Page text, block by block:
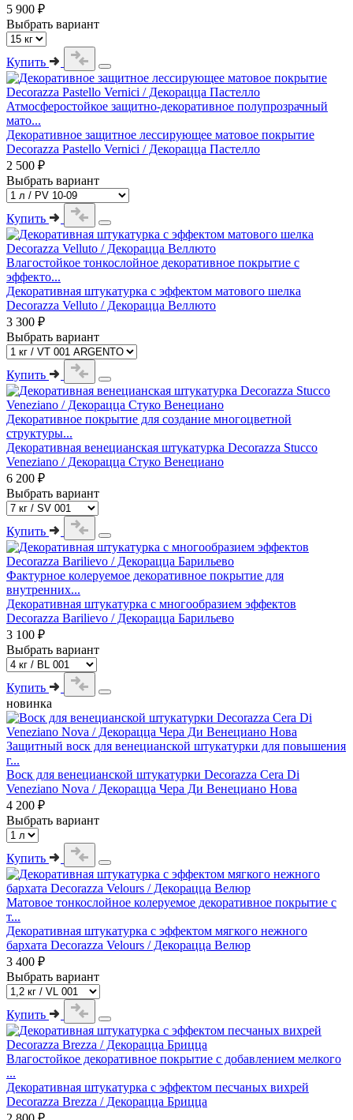
5 900 ₽
Выбрать вариант
Купить
Атмосферостойкое защитно-декоративное полупрозрачный
мато...
Декоративное защитное лессирующее матовое покрытие
Decorazza Pastello Vernici / Декорацца Пастелло
2 500 ₽
Выбрать вариант
Купить
Влагостойкое тонкослойное декоративное покрытие с
эффекто...
Декоративная штукатурка с эффектом матового шелка
Decorazza Velluto / Декорацца Веллюто
3 300 ₽
Выбрать вариант
Купить
Декоративное покрытие для создание многоцветной
структуры...
Декоративная венецианская штукатурка Decorazza Stucco
Veneziano / Декорацца Стуко Венециано
6 200 ₽
Выбрать вариант
Купить
Фактурное колеруемое декоративное покрытие для
внутренних...
Декоративная штукатурка с многообразием эффектов
Decorazza Barilievo / Декорацца Барильево
3 100 ₽
Выбрать вариант
Купить
новинка
Защитный воск для венецианской штукатурки для повышения
г...
Воск для венецианской штукатурки Decorazza Cera Di
Veneziano Nova / Декорацца Чера Ди Венециано Нова
4 200 ₽
Выбрать вариант
Купить
Матовое тонкослойное колеруемое декоративное покрытие с
т...
Декоративная штукатурка с эффектом мягкого нежного
бархата Decorazza Velours / Декорацца Велюр
3 400 ₽
Выбрать вариант
Купить
Влагостойкое декоративное покрытие с добавлением мелкого
...
Декоративная штукатурка с эффектом песчаных вихрей
Decorazza Brezza / Декорацца Брицца